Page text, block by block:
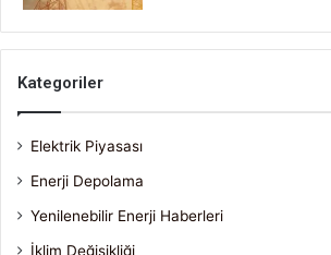
Kategoriler
Elektrik Piyasası
Enerji Depolama
Yenilenebilir Enerji Haberleri
İklim Değişikliği